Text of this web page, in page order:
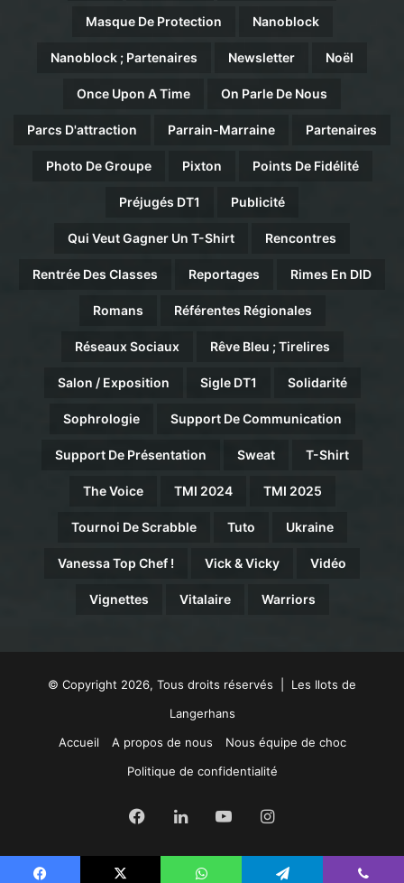
Masque De Protection Nanoblock
Nanoblock ; Partenaires Newsletter Noël
Once Upon A Time On Parle De Nous
Parcs D'attraction Parrain-Marraine Partenaires
Photo De Groupe Pixton Points De Fidélité
Préjugés DT1 Publicité
Qui Veut Gagner Un T-Shirt Rencontres
Rentrée Des Classes Reportages Rimes En DID
Romans Référentes Régionales
Réseaux Sociaux Rêve Bleu ; Tirelires
Salon / Exposition Sigle DT1 Solidarité
Sophrologie Support De Communication
Support De Présentation Sweat T-Shirt
The Voice TMI 2024 TMI 2025
Tournoi De Scrabble Tuto Ukraine
Vanessa Top Chef ! Vick & Vicky Vidéo
Vignettes Vitalaire Warriors
© Copyright 2026, Tous droits réservés | Les Ilots de
Langerhans
Accueil
A propos de nous
Nous équipe de choc
Politique de confidentialité
Facebook
LinkedinYouTubeInstagram